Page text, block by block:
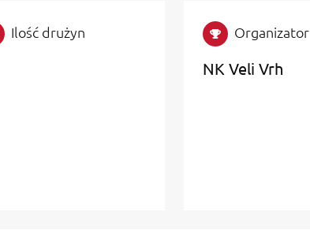
Ilość drużyn Organizator
NK Veli Vrh